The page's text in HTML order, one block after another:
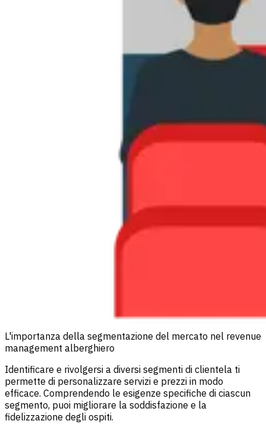
L'importanza della segmentazione del mercato nel revenue
management alberghiero
Identificare e rivolgersi a diversi segmenti di clientela ti
permette di personalizzare servizi e prezzi in modo
efficace. Comprendendo le esigenze specifiche di ciascun
segmento, puoi migliorare la soddisfazione e la
fidelizzazione degli ospiti.